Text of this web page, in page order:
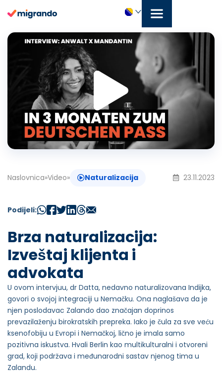
na
Bosanski
Naslovnica»Video» Naturalizacija 23.11.2023
Podijeli:
Brza naturalizacija:
Izveštaj klijenta i
advokata
U ovom intervjuu, dr Datta, nedavno naturalizovana Indijka,
govori o svojoj integraciji u Nemačku. Ona naglašava da je
njen poslodavac Zalando dao značajan doprinos
prevazilaženju birokratskih prepreka. Iako je čula za sve veću
ksenofobiju u Evropi i Nemačkoj, lično je imala samo
pozitivna iskustva. Hvali Berlin kao multikulturalni i otvoreni
grad, koji podržava i međunarodni sastav njenog tima u
Zalandu.